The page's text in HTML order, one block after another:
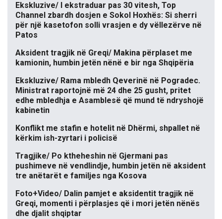
Ekskluzive/ I ekstraduar pas 30 vitesh, Top
Channel zbardh dosjen e Sokol Hoxhës: Si sherri
për një kasetofon solli vrasjen e dy vëllezërve në
Patos
Aksident tragjik në Greqi/ Makina përplaset me
kamionin, humbin jetën nënë e bir nga Shqipëria
Ekskluzive/ Rama mbledh Qeverinë në Pogradec.
Ministrat raportojnë më 24 dhe 25 gusht, pritet
edhe mbledhja e Asamblesë që mund të ndryshojë
kabinetin
Konflikt me stafin e hotelit në Dhërmi, shpallet në
kërkim ish-zyrtari i policisë
Tragjike/ Po ktheheshin në Gjermani pas
pushimeve në vendlindje, humbin jetën në aksident
tre anëtarët e familjes nga Kosova
Foto+Video/ Dalin pamjet e aksidentit tragjik në
Greqi, momenti i përplasjes që i mori jetën nënës
dhe djalit shqiptar